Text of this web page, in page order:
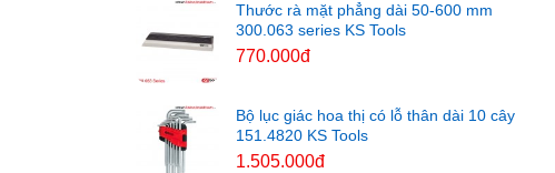
Thước rà mặt phẳng dài 50-600 mm
300.063 series KS Tools
770.000đ
Bộ lục giác hoa thị có lỗ thân dài 10 cây
151.4820 KS Tools
1.505.000đ